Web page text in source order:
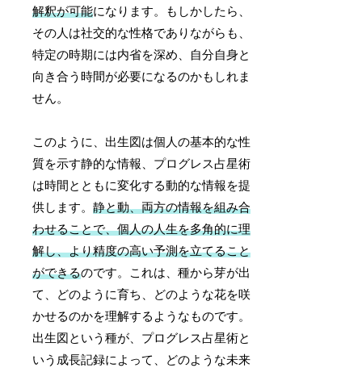
解釈が可能になります。もしかしたら、
その人は社交的な性格でありながらも、
特定の時期には内省を深め、自分自身と
向き合う時間が必要になるのかもしれま
せん。
このように、出生図は個人の基本的な性
質を示す静的な情報、プログレス占星術
は時間とともに変化する動的な情報を提
供します。静と動、両方の情報を組み合
わせることで、個人の人生を多角的に理
解し、より精度の高い予測を立てること
ができるのです。これは、種から芽が出
て、どのように育ち、どのような花を咲
かせるのかを理解するようなものです。
出生図という種が、プログレス占星術と
いう成長記録によって、どのような未来